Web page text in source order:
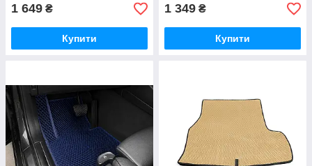
1 649 ₴
Купити
1 349 ₴
Купити